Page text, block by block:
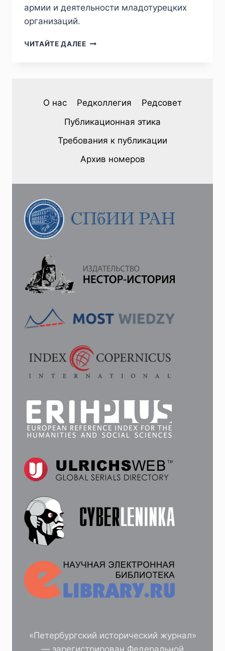
армии и деятельности младотурецких
организаций.
ЧИТАЙТЕ ДАЛЕЕПИЖ
А.
ФОМИН.
ВОЕННАЯ
РЕВОЛЮЦИЯ
В
ОФИЦЕРОВ
О нас Редколлегия
Редсовет
Публикационная этика
Требования к публикации
Архив номеров
«Петербургский исторический журнал»